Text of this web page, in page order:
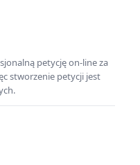
petycję on-line za
stworzenie petycji jest